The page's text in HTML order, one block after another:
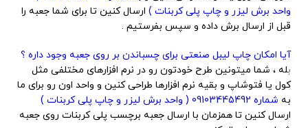
واحد برش لیزر و چاپ پلی کربنات ) ارسال کنین تا برای شما جعبه را
قبل از ارسال برش داده و سپس بفرستیم .
آیا امکان چاپ لیبل صنعتی برای چسباندن بر روی جعبه وجود داره ؟
بله ، شما میتونین طرح خودتون رو در نرم افزارهای مختلفی مثل
کول یا فتوشاپ و بقیه نرم افزارها طراحی کنین و واحد اون رو برای ما
به شماره 09103445492 ( واحد برش لیزر و چاپ پلی کربنات )
ارسال کنین تا همزمان با ارسال جعبه برچسب پلی کربنات روی جعبه